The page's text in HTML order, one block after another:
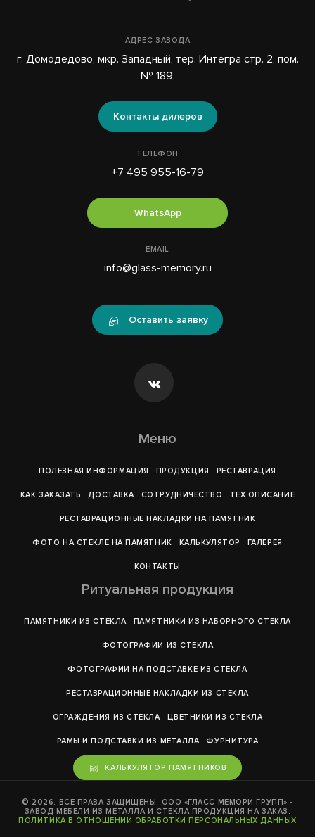
АДРЕС ЗАВОДА
г. Домодедово, мкр. Западный, тер. Интегра стр. 2, пом.
№ 189.
Контакты дилеров
ТЕЛЕФОН
+7 495 955-16-79
WhatsApp
EMAIL
info@glass-memory.ru
Оставить заявку
Меню
ПОЛЕЗНАЯ ИНФОРМАЦИЯ ПРОДУКЦИЯ РЕСТАВРАЦИЯ
КАК ЗАКАЗАТЬ ДОСТАВКА СОТРУДНИЧЕСТВО ТЕХ.ОПИСАНИЕ
РЕСТАВРАЦИОННЫЕ НАКЛАДКИ НА ПАМЯТНИК
ФОТО НА СТЕКЛЕ НА ПАМЯТНИК КАЛЬКУЛЯТОР ГАЛЕРEЯ
КОНТАКТЫ
Ритуальная продукция
ПАМЯТНИКИ ИЗ СТЕКЛА ПАМЯТНИКИ ИЗ НАБОРНОГО СТЕКЛА
ФОТОГРАФИИ ИЗ СТЕКЛА
ФОТОГРАФИИ НА ПОДСТАВКЕ ИЗ СТЕКЛА
РЕСТАВРАЦИОННЫЕ НАКЛАДКИ ИЗ СТЕКЛА
ОГРАЖДЕНИЯ ИЗ СТЕКЛА ЦВЕТНИКИ ИЗ СТЕКЛА
РАМЫ И ПОДСТАВКИ ИЗ МЕТАЛЛА ФУРНИТУРА
КАЛЬКУЛЯТОР ПАМЯТНИКОВ
© 2026. ВСЕ ПРАВА ЗАЩИЩЕНЫ. ООО «ГЛАСС МЕМОРИ ГРУПП» -
ЗАВОД МЕБЕЛИ ИЗ МЕТАЛЛА И СТЕКЛА ПРОДУКЦИЯ НА ЗАКАЗ.
ПОЛИТИКА В ОТНОШЕНИИ ОБРАБОТКИ ПЕРСОНАЛЬНЫХ ДАННЫХ